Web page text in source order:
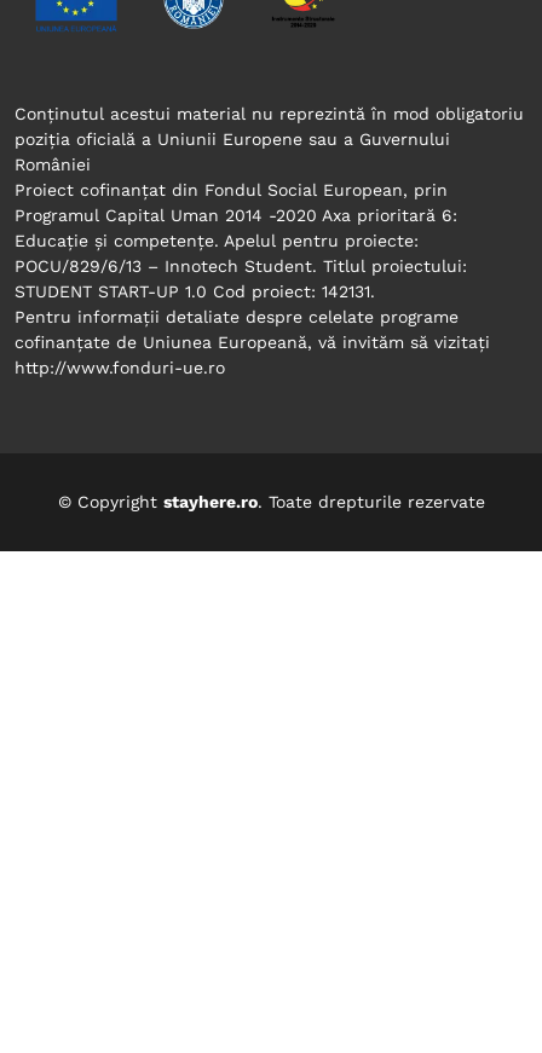
Conținutul acestui material nu reprezintă în mod obligatoriu
poziția oficială a Uniunii Europene sau a Guvernului
României
Proiect cofinanțat din Fondul Social European, prin
Programul Capital Uman 2014 -2020 Axa prioritară 6:
Educație și competențe. Apelul pentru proiecte:
POCU/829/6/13 – Innotech Student. Titlul proiectului:
STUDENT START-UP 1.0 Cod proiect: 142131.
Pentru informații detaliate despre celelate programe
cofinanțate de Uniunea Europeană, vă invităm să vizitați
© Copyright stayhere.ro. Toate drepturile rezervate